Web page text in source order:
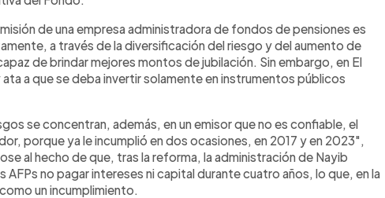
misión de una empresa administradora de fondos de pensiones es
a través de la diversificación del riesgo y del aumento de
de brindar mejores montos de jubilación. Sin embargo, en El
ata a que se deba invertir solamente en instrumentos públicos
se concentran, además, en un emisor que no es confiable, el
porque ya le incumplió en dos ocasiones, en 2017 y en 2023",
al hecho de que, tras la reforma, la administración de Nayib
AFPs no pagar intereses ni capital durante cuatro años, lo que, en la
un incumplimiento.